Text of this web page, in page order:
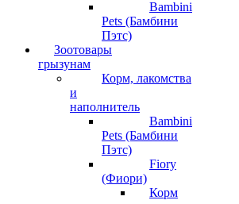
Bambini
Pets (Бамбини
Пэтс)
Зоотовары
грызунам
Корм, лакомства
и
наполнитель
Bambini
Pets (Бамбини
Пэтс)
Fiory
(Фиори)
Корм